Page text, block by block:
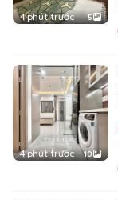
4 phút trước 5
4 phút trước 10